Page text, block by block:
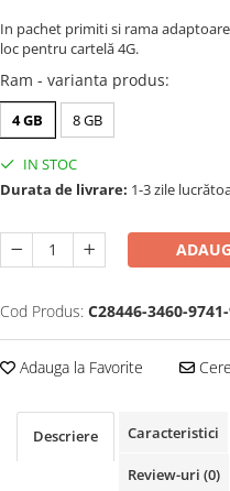
In pachet primiti si rama
loc pentru cartelă 4G.
Ram - varianta produs:
4 GB 8 GB
IN STOC
Durata de livrare: 1-3 zile
Cod Produs: C28446-3460-
Adauga la Favorite
Descriere Caracteristici
Review-uri (0)